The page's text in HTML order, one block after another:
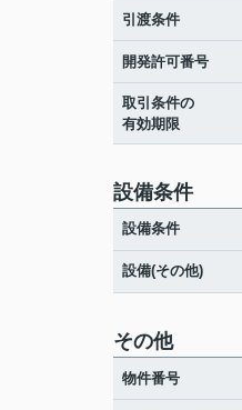
引渡条件
開発許可番号
取引条件の
有効期限
設備条件
設備条件
設備(その他)
その他
物件番号